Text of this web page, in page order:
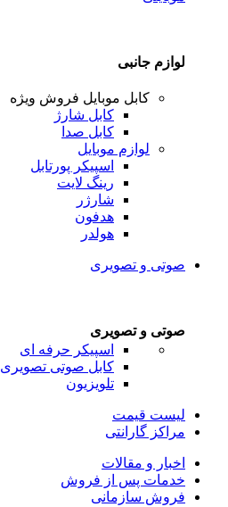
لوازم جانبی
کابل موبایل فروش ویژه
کابل شارژ
کابل صدا
لوازم موبایل
اسپیکر پورتابل
رینگ لایت
شارژر
هدفون
هولدر
صوتی و تصویری
صوتی و تصویری
اسپیکر حرفه ای
کابل صوتی تصویری
تلویزیون
لیست قیمت
مراکز گارانتی
اخبار و مقالات
خدمات پس از فروش
فروش سازمانی